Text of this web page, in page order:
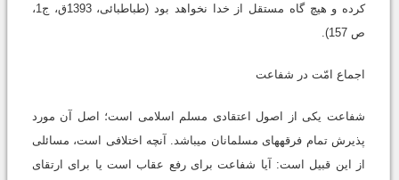
کرده و هیچ گاه مستقل از خدا نخواهد بود (طباطبائى، 1393ق، ج1،
ص 157).
اجماع امّت در شفاعت
شفاعت یکی از اصول اعتقادی مسلم اسلامی است؛ اصل آن مورد
پذیرش تمام فرقه‏های مسلمانان می‏باشد. آنچه اختلافی است، مسائلی
از این قبیل است: آیا شفاعت برای رفع عقاب است یا برای ارتقای